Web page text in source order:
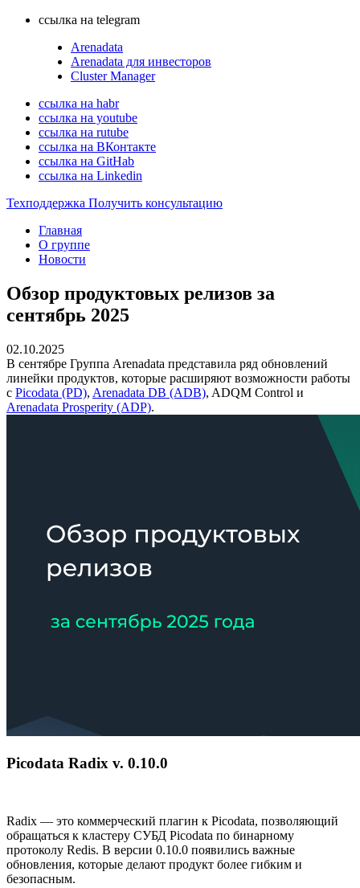
ссылка на telegram
Arenadata
Arenadata для инвесторов
Cluster Manager
ссылка на habr
ссылка на youtube
ссылка на rutube
ссылка на ВКонтакте
ссылка на GitHab
ссылка на Linkedin
Техподдержка Получить консультацию
Главная
О группе
Новости
Обзор продуктовых релизов за
сентябрь 2025
02.10.2025
В сентябре Группа Arenadata представила ряд обновлений
линейки продуктов, которые расширяют возможности работы
с Picodata (PD), Arenadata DB (ADB), ADQM Control и
Arenadata Prosperity (ADP).
Picodata Radix v. 0.10.0
Radix — это коммерческий плагин к Picodata, позволяющий
обращаться к кластеру СУБД Picodata по бинарному
протоколу Redis. В версии 0.10.0 появились важные
обновления, которые делают продукт более гибким и
безопасным.